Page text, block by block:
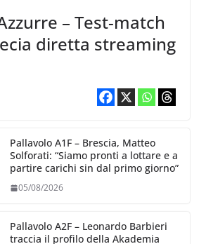
– Test-match
diretta streaming
Pallavolo A1F – Brescia, Matteo
Solforati: “Siamo pronti a lottare e a
partire carichi sin dal primo giorno”
05/08/2026
Pallavolo A2F – Leonardo Barbieri
traccia il profilo della Akademia